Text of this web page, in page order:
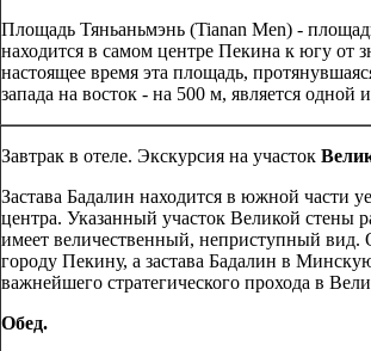
Площадь Тяньаньмэнь (Tianan Men) -
находится в самом центре Пекина к югу от
настоящее время эта площадь,
запада на восток - на 500 м, является
Завтрак в отеле. Экскурсия на участок
Застава Бадалин находится в южной части
центра. Указанный участок Великой стены
имеет величественный, неприступный вид.
городу Пекину, а застава Бадалин в
важнейшего стратегического прохода в
Обед.